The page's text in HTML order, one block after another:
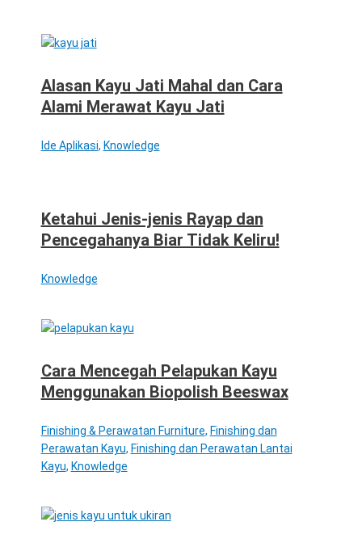
Alasan Kayu Jati Mahal dan Cara
Alami Merawat Kayu Jati
Ide Aplikasi, Knowledge
Ketahui Jenis-jenis Rayap dan
Pencegahanya Biar Tidak Keliru!
Knowledge
Cara Mencegah Pelapukan Kayu
Menggunakan Biopolish Beeswax
Finishing & Perawatan Furniture, Finishing dan
Perawatan Kayu, Finishing dan Perawatan Lantai
Kayu, Knowledge